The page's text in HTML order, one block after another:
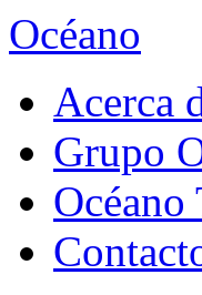
Océano
Acerca
Grupo
Océano